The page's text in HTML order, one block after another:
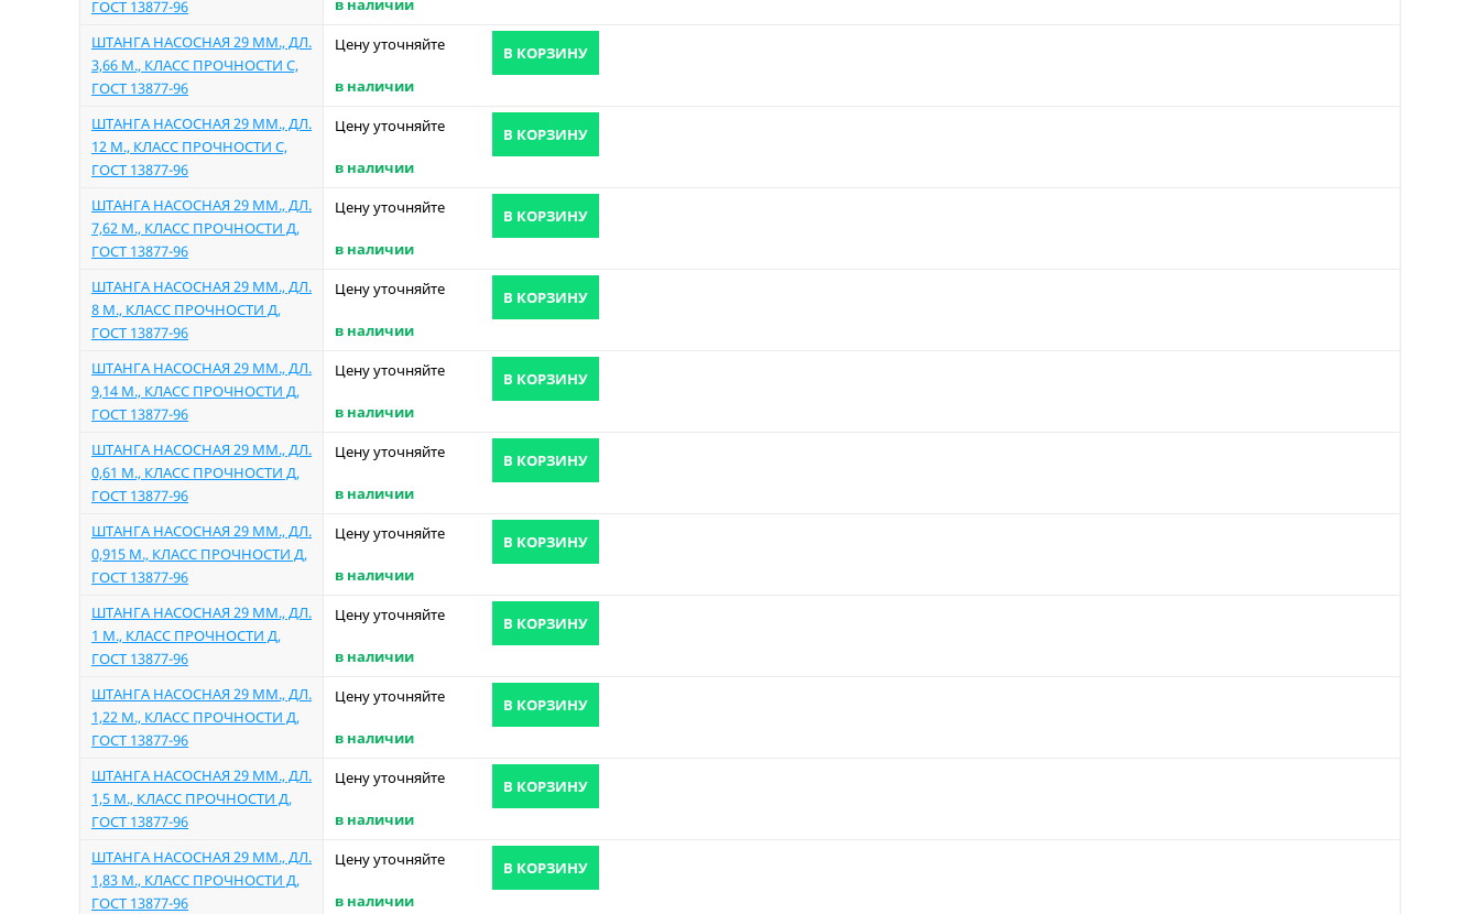
ГОСТ 13877-96
в наличии
ШТАНГА НАСОСНАЯ 29 ММ., ДЛ.
3,66 М., КЛАСС ПРОЧНОСТИ С,
ГОСТ 13877-96
Цену уточняйте
В КОРЗИНУ
в наличии
ШТАНГА НАСОСНАЯ 29 ММ., ДЛ.
12 М., КЛАСС ПРОЧНОСТИ С,
ГОСТ 13877-96
Цену уточняйте
В КОРЗИНУ
в наличии
ШТАНГА НАСОСНАЯ 29 ММ., ДЛ.
7,62 М., КЛАСС ПРОЧНОСТИ Д,
ГОСТ 13877-96
Цену уточняйте
В КОРЗИНУ
в наличии
ШТАНГА НАСОСНАЯ 29 ММ., ДЛ.
8 М., КЛАСС ПРОЧНОСТИ Д,
ГОСТ 13877-96
Цену уточняйте
В КОРЗИНУ
в наличии
ШТАНГА НАСОСНАЯ 29 ММ., ДЛ.
9,14 М., КЛАСС ПРОЧНОСТИ Д,
ГОСТ 13877-96
Цену уточняйте
В КОРЗИНУ
в наличии
ШТАНГА НАСОСНАЯ 29 ММ., ДЛ.
0,61 М., КЛАСС ПРОЧНОСТИ Д,
ГОСТ 13877-96
Цену уточняйте
В КОРЗИНУ
в наличии
ШТАНГА НАСОСНАЯ 29 ММ., ДЛ.
0,915 М., КЛАСС ПРОЧНОСТИ Д,
ГОСТ 13877-96
Цену уточняйте
В КОРЗИНУ
в наличии
ШТАНГА НАСОСНАЯ 29 ММ., ДЛ.
1 М., КЛАСС ПРОЧНОСТИ Д,
ГОСТ 13877-96
Цену уточняйте
В КОРЗИНУ
в наличии
ШТАНГА НАСОСНАЯ 29 ММ., ДЛ.
1,22 М., КЛАСС ПРОЧНОСТИ Д,
ГОСТ 13877-96
Цену уточняйте
В КОРЗИНУ
в наличии
ШТАНГА НАСОСНАЯ 29 ММ., ДЛ.
1,5 М., КЛАСС ПРОЧНОСТИ Д,
ГОСТ 13877-96
Цену уточняйте
В КОРЗИНУ
в наличии
ШТАНГА НАСОСНАЯ 29 ММ., ДЛ.
1,83 М., КЛАСС ПРОЧНОСТИ Д,
ГОСТ 13877-96
Цену уточняйте
В КОРЗИНУ
в наличии